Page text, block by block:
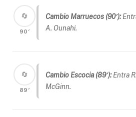
🔄
90′
Cambio Marruecos (90′):
A. Ounahi.
🔄
89′
Cambio Escocia (89′):Entra
McGinn.